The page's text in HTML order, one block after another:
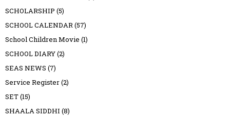
SCHOLARSHIP (5)
SCHOOL CALENDAR(57)
School Children Movie (1)
SCHOOL DIARY(2)
SEAS NEWS (7)
Service Register(2)
SET(15)
SHAALA SIDDHI (8)